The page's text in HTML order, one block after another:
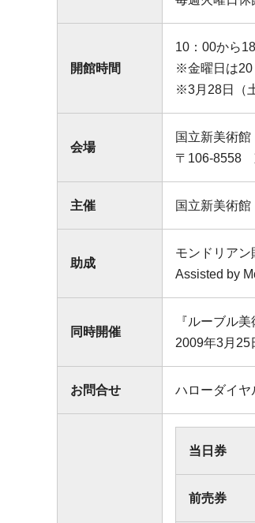
開館時間
10：00から
※金曜日は20
※3月28日（
会場
国立新美術
〒106-8558
主催 国立新美術館
助成
モンドリアン
Assisted by
同時開催
『ルーブル
2009年3月25
お問合せ ハローダイ
当日券
前売券